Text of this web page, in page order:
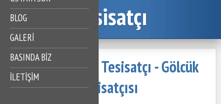
BLOG
GALERİ
BASINDA BİZ
İLETİŞİM
Tesisatçı
Gölcük Şirinköy Tesisatçı - Gölcük
Şirinköy Su Tesisatçısı